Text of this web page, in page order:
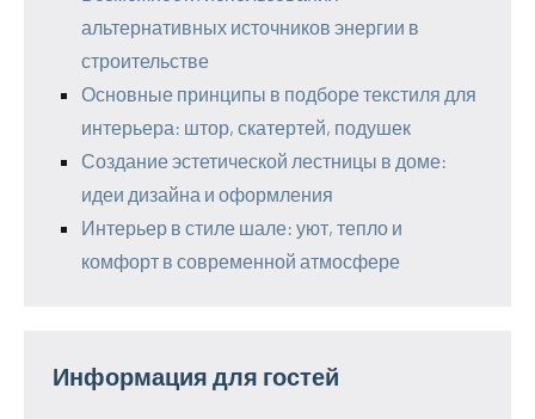
альтернативных источников энергии в
строительстве
Основные принципы в подборе текстиля для
интерьера: штор, скатертей, подушек
Создание эстетической лестницы в доме:
идеи дизайна и оформления
Интерьер в стиле шале: уют, тепло и
комфорт в современной атмосфере
Информация для гостей